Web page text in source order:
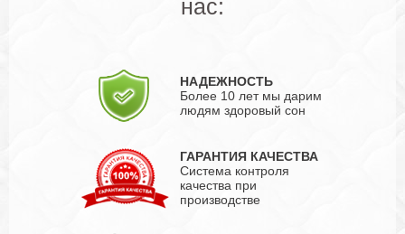
нас:
НАДЕЖНОСТЬ
Более 10 лет мы дарим
людям здоровый сон
ГАРАНТИЯ КАЧЕСТВА
Система контроля
качества при
производстве